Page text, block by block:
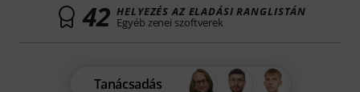
42 HELYEZÉS AZ ELADÁSI RANGLISTÁN
Egyéb zenei szoftverek
Tanácsadás